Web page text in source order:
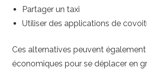
Partager un taxi
Utiliser des applications de
Ces alternatives peuvent
économiques pour se déplacer en